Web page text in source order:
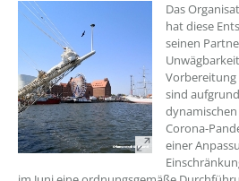
Das
hat diese
seinen
sind
Corona-
einer